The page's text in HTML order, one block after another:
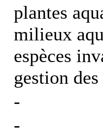
plantes
milieux
espèces
gestion
-
-